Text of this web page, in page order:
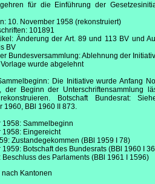
für die Einführung der
10. November 1958 (rekonstruiert)
101891
Änderung der Art. 89 und 113 BV und
BV
Bundesversammlung: Ablehnung der
wurde abgelehnt
Die Initiative wurde Anfang
der Beginn der Unterschriftensammlung
Botschaft Bundesrat:
1960, BBl 1960 II 873.
1958: Sammelbeginn
1958: Eingereicht
: Zustandegekommen (BBl 1959 I 78)
1959: Botschaft des Bundesrats (BBl 1960 I
: Beschluss des Parlaments (BBl 1961 I 1596)
Kantonen